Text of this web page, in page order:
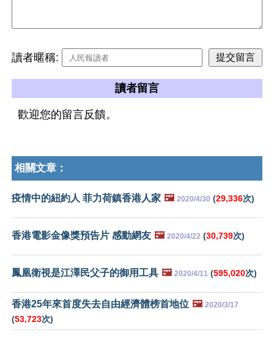
讀者暱稱:
讀者留言
歡迎您的留言反饋。
相關文章：
疫情中的紐約人 菲力荷鎮香港人家 🖼️ 2020/4/30 (29,336次)
香港電影金像獎預告片 感動網友 🖼️ 2020/4/22 (30,739次)
鳳凰衛視是江澤民父子的御用工具 🖼️ 2020/4/11 (595,020次)
香港25年來首度失去自由經濟體榜首地位 🖼️ 2020/3/17
(53,723次)